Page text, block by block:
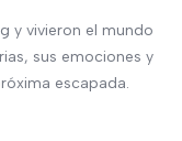
y vivieron el mundo
sus emociones y
escapada.